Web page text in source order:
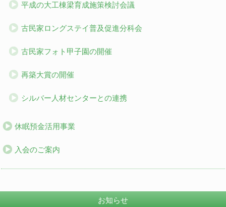
平成の大工棟梁育成施策検討会議
古民家ロングステイ普及促進分科会
古民家フォト甲子園の開催
再築大賞の開催
シルバー人材センターとの連携
休眠預金活用事業
入会のご案内
お知らせ